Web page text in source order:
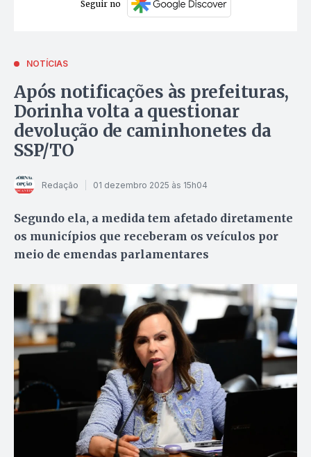
Seguir no
NOTÍCIAS
Após notificações às prefeituras,
Dorinha volta a questionar
devolução de caminhonetes da
SSP/TO
Redação 01 dezembro 2025 às 15h04
Segundo ela, a medida tem afetado diretamente
os municípios que receberam os veículos por
meio de emendas parlamentares